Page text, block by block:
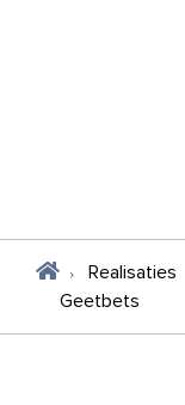
Realisaties
Geetbets